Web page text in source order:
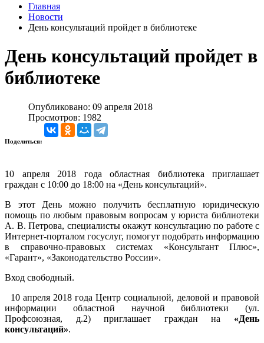
Главная
Новости
День консультаций пройдет в библиотеке
День консультаций пройдет в
библиотеке
Опубликовано: 09 апреля 2018
Просмотров: 1982
Поделиться:
10 апреля 2018 года областная библиотека приглашает
граждан с 10:00 до 18:00 на «День консультаций».
В этот День можно получить бесплатную юридическую
помощь по любым правовым вопросам у юриста библиотеки
А. В. Петрова, специалисты окажут консультацию по работе с
Интернет-порталом госуслуг, помогут подобрать информацию
в справочно-правовых системах «Консультант Плюс»,
«Гарант», «Законодательство России».
Вход свободный.
10 апреля 2018 года Центр социальной, деловой и правовой
информации областной научной библиотеки (ул.
Профсоюзная, д.2) приглашает граждан на «День
консультаций».